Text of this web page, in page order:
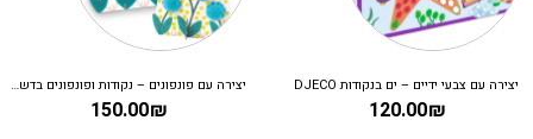
יצירה עם צבעי ידיים – ים בנקודות DJECO
120.00₪
יצירה עם פונפונים – נקודות ופונפונים בדשא DJECO
150.00₪